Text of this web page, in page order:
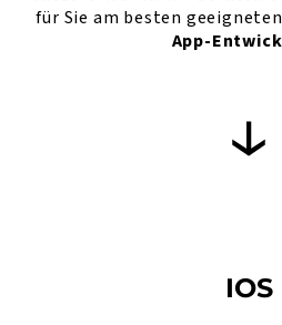
für Sie am besten
App-
IOS